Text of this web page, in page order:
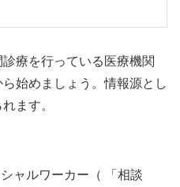
療を行っている医療機関
始めましょう。情報源とし
ます。
ャルワーカー（ 「相談